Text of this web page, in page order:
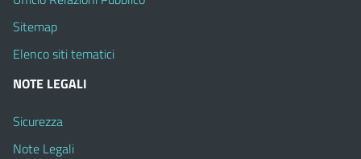
Sitemap
Elenco siti tematici
NOTE LEGALI
Sicurezza
Note Legali